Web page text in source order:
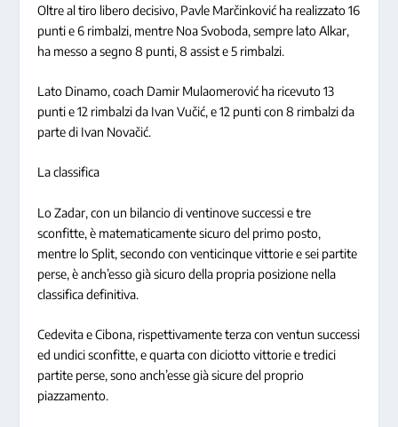
Oltre al tiro libero decisivo, Pavle Marčinković ha realizzato 16
punti e 6 rimbalzi, mentre Noa Svoboda, sempre lato Alkar,
ha messo a segno 8 punti, 8 assist e 5 rimbalzi.
Lato Dinamo, coach Damir Mulaomerović ha ricevuto 13
punti e 12 rimbalzi da Ivan Vučić, e 12 punti con 8 rimbalzi da
parte di Ivan Novačić.
La classifica
Lo Zadar, con un bilancio di ventinove successi e tre
sconfitte, è matematicamente sicuro del primo posto,
mentre lo Split, secondo con venticinque vittorie e sei partite
perse, è anch’esso già sicuro della propria posizione nella
classifica definitiva.
Cedevita e Cibona, rispettivamente terza con ventun successi
ed undici sconfitte, e quarta con diciotto vittorie e tredici
partite perse, sono anch’esse già sicure del proprio
piazzamento.